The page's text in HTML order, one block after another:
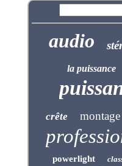
audio
la puissance
crête montage
powerlight